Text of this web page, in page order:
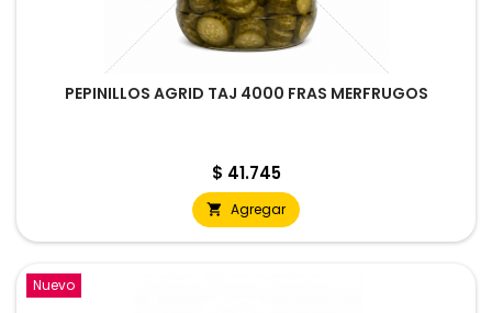
PEPINILLOS AGRID TAJ 4000 FRAS MERFRUGOS
Precio
$ 41.745
 Agregar
Nuevo